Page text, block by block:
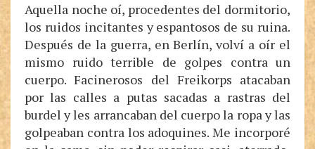
Aquella noche oí, procedentes del dormitorio,
los ruidos incitantes y espantosos de su ruina.
Después de la guerra, en Berlín, volví a oír el
mismo ruido terrible de golpes contra un
cuerpo. Facinerosos del Freikorps atacaban
por las calles a putas sacadas a rastras del
burdel y les arrancaban del cuerpo la ropa y las
golpeaban contra los adoquines. Me incorporé